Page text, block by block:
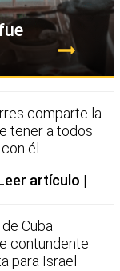
comparte la
tener a todos
él
artículo
Cuba
contundente
para Israel